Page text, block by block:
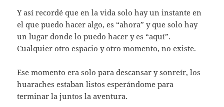
Y así recordé que en la vida solo hay un instante en
el que puedo hacer algo, es “ahora” y que solo hay
un lugar donde lo puedo hacer y es “aquí”.
Cualquier otro espacio y otro momento, no existe.
Ese momento era solo para descansar y sonreír, los
huaraches estaban listos esperándome para
terminar la juntos la aventura.